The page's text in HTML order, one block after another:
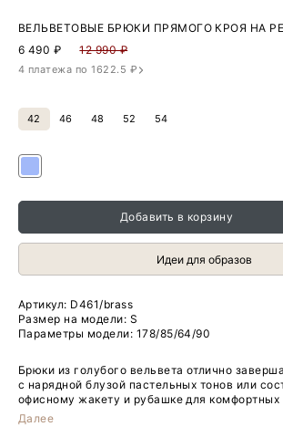
ВЕЛЬВЕТОВЫЕ БРЮКИ ПРЯМОГО КРОЯ НА
6 490 ₽ 12 990 ₽
4 платежа по 1622.5 ₽
42 46 48 52 54
Добавить в корзину
Идеи для образов
Артикул: D461/brass
Размер на модели: S
Параметры модели: 178/85/64/90
Брюки из голубого вельвета отлично
с нарядной блузой пастельных тонов или
офисному жакету и рубашке для комфортных
выходов. Модель имеет прямой крой и
материала есть эластан для ещё более
Далее